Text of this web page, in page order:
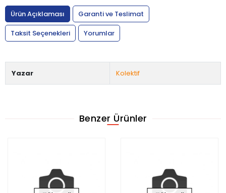
Ürün Açıklaması
Garanti ve Teslimat
Taksit Seçenekleri
Yorumlar
Yazar Kolektif
Benzer Ürünler